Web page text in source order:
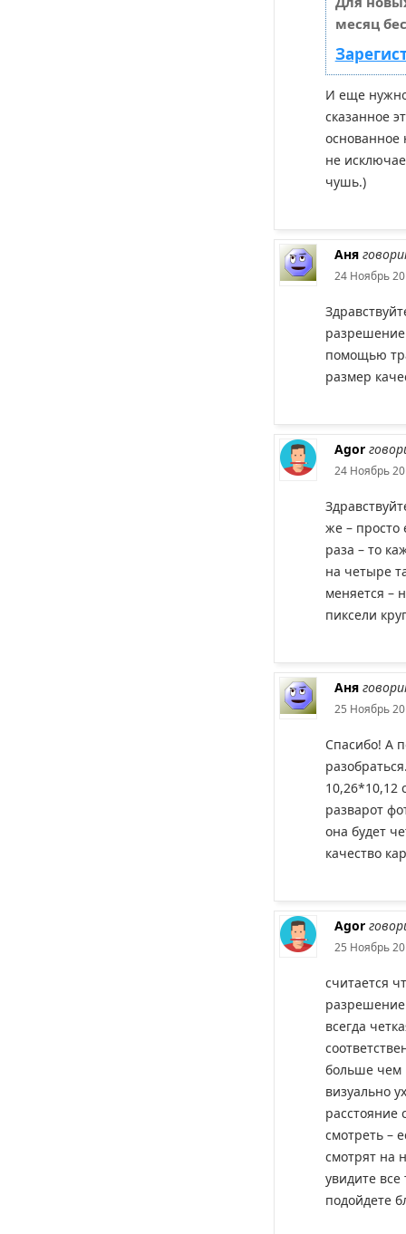
месяц
И еще
сказанное
основанное
не
чушь.)
Аня
24 Ноябрь
помощью
размер
Agor
24 Ноябрь
же – просто
раза – то
на четыре
меняется –
пиксели
Аня
25 Ноябрь
Спасибо! А
10,26*10,12
разварот
она будет
качество
Agor
25 Ноябрь
считается
всегда
больше чем
визуально
расстояние
смотреть –
смотрят на
увидите все
подойдете